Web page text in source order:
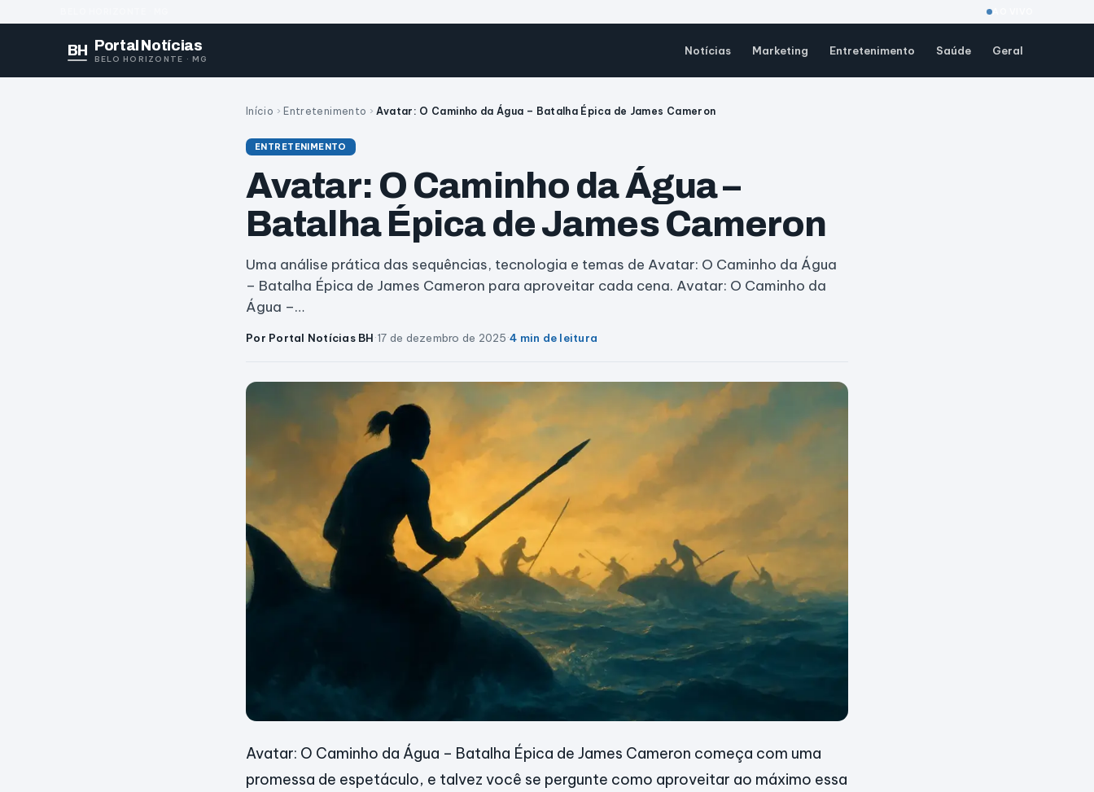
BH Portal Notícias
BELO HORIZONTE · MG
Notícias Marketing Entretenimento Saúde Geral
Início › Entretenimento › Avatar: O Caminho da Água – Batalha Épica de James Cameron
ENTRETENIMENTO
Avatar: O Caminho da Água –
Batalha Épica de James Cameron
Uma análise prática das sequências, tecnologia e temas de Avatar: O Caminho da Água
– Batalha Épica de James Cameron para aproveitar cada cena. Avatar: O Caminho da
Água –…
Por Portal Notícias BH·17 de dezembro de 2025·4 min de leitura
Avatar: O Caminho da Água – Batalha Épica de James Cameron começa com uma
promessa de espetáculo, e talvez você se pergunte como aproveitar ao máximo essa